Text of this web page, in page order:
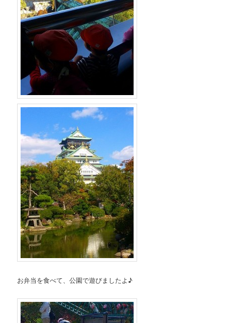
お弁当を食べて、公園で遊びましたよ♪